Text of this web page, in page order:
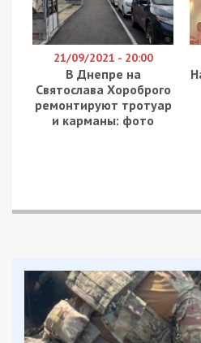
21/09/2021 - 20:00
В Днепре на
Святослава Хороброго
ремонтируют тротуар
и карманы: фото